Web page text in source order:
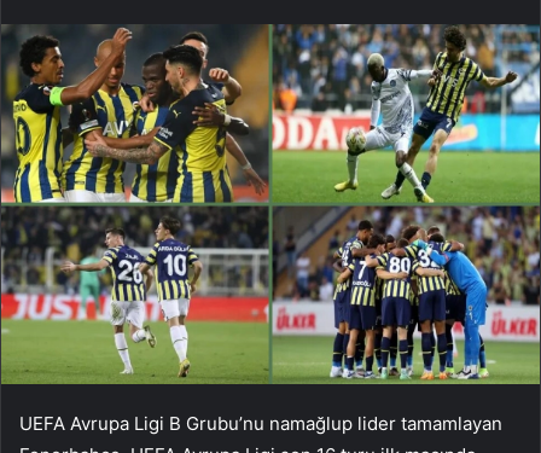
UEFA Avrupa Ligi B Grubu’nu namağlup lider tamamlayan